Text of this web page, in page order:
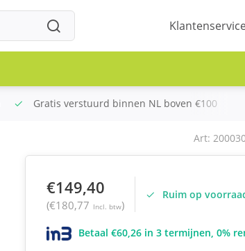
Gratis verstuurd binnen NL boven €100
Art:
€149,40
(€180,77 Incl. btw)
Ruim op
Betaal €60,26 in 3 termijnen, 0%